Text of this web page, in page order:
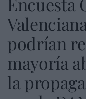
podrían
mayoría
la